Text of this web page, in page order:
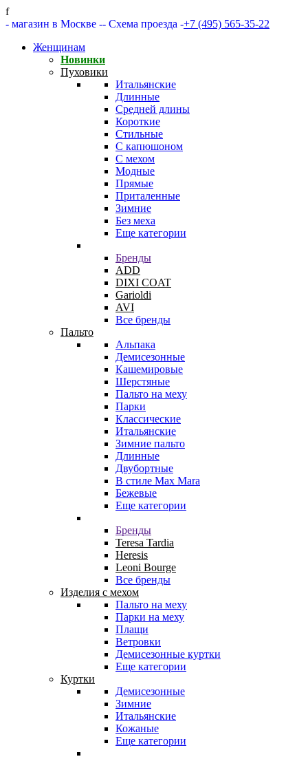
f
- магазин в Москве -- Схема проезда -+7 (495) 565-35-22
Женщинам
Новинки
Пуховики
Итальянские
Длинные
Средней длины
Короткие
Стильные
С капюшоном
С мехом
Модные
Прямые
Приталенные
Зимние
Без меха
Еще категории
Бренды
ADD
DIXI COAT
Garioldi
AVI
Все бренды
Пальто
Альпака
Демисезонные
Кашемировые
Шерстяные
Пальто на меху
Парки
Классические
Итальянские
Зимние пальто
Длинные
Двубортные
В стиле Max Mara
Бежевые
Еще категории
Бренды
Teresa Tardia
Heresis
Leoni Bourge
Все бренды
Изделия с мехом
Пальто на меху
Парки на меху
Плащи
Ветровки
Демисезонные куртки
Еще категории
Куртки
Демисезонные
Зимние
Итальянские
Кожаные
Еще категории